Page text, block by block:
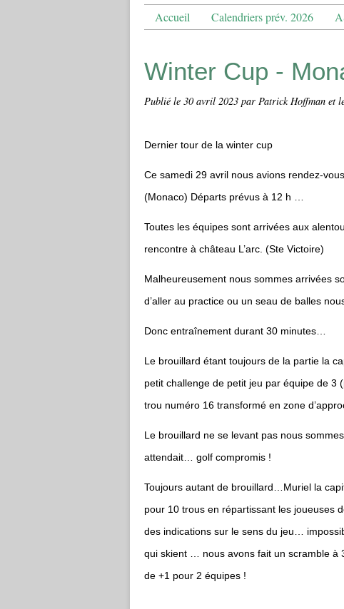
Accueil Calendriers prév. 2026
Winter Cup -
Publié le 30 avril 2023 par Patrick Hoffman et
Dernier tour de la winter cup
Ce samedi 29 avril nous avions rendez-
(Monaco) Départs prévus à 12 h …
Toutes les équipes sont arrivées aux
rencontre à château L’arc. (Ste Victoire)
Malheureusement nous sommes arrivées
d’aller au practice ou un seau de balles
Donc entraînement durant 30 minutes…
Le brouillard étant toujours de la partie la
petit challenge de petit jeu par équipe de
trou numéro 16 transformé en zone
Le brouillard ne se levant pas nous
attendait… golf compromis !
Toujours autant de brouillard…Muriel la
pour 10 trous en répartissant les joueuses
des indications sur le sens du jeu…
qui skient … nous avons fait un scramble à
de +1 pour 2 équipes !